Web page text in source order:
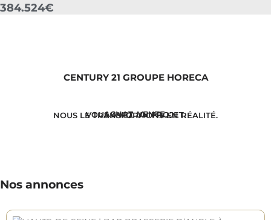
384.524€
CENTURY 21 GROUPE HORECA
ACHAT. VENTE.
VOUS AVEZ UN PROJET.
NOUS LE TRANSFORMONS EN RÉALITÉ.
Nos annonces